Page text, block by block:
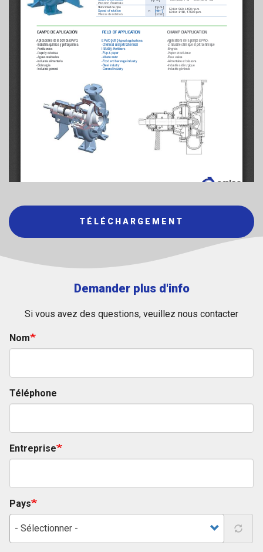
TÉLÉCHARGEMENT
Demander plus d'info
Si vous avez des questions, veuillez nous contacter
Nom
Téléphone
Entreprise
Pays
- Sélectionner -